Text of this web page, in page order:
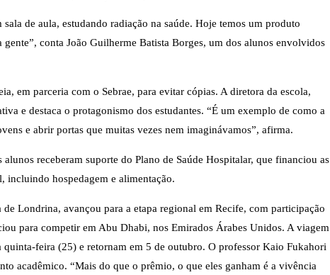
de aula, estudando radiação na saúde. Hoje temos um produto
conta João Guilherme Batista Borges, um dos alunos envolvidos
em parceria com o Sebrae, para evitar cópias. A diretora da escola,
e destaca o protagonismo dos estudantes. “É um exemplo de como a
e abrir portas que muitas vezes nem imaginávamos”, afirma.
receberam suporte do Plano de Saúde Hospitalar, que financiou as
incluindo hospedagem e alimentação.
Londrina, avançou para a etapa regional em Recife, com participação
para competir em Abu Dhabi, nos Emirados Árabes Unidos. A viagem
quinta-feira (25) e retornam em 5 de outubro. O professor Kaio Fukahori
acadêmico. “Mais do que o prêmio, o que eles ganham é a vivência